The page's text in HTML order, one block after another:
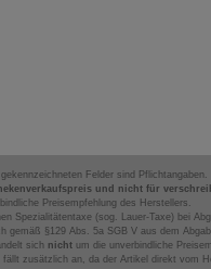
gekennzeichneten Felder sind Pflichtangaben.
und nicht für
Preisempfehlung des Herstellers.
Spezialitätentaxe (sog. Lauer-Taxe) bei
§129 Abs. 5a SGB V aus dem
sich nicht um die unverbindliche
zusätzlich an, da der Artikel direkt vom